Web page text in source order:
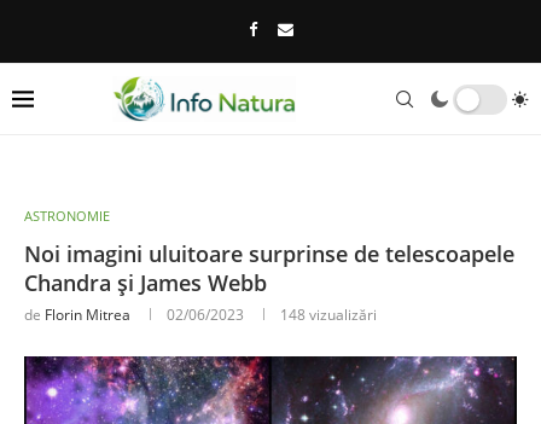
ASTRONOMIE
Noi imagini uluitoare surprinse de telescoapele
Chandra și James Webb
de Florin Mitrea 02/06/2023 148 vizualizări